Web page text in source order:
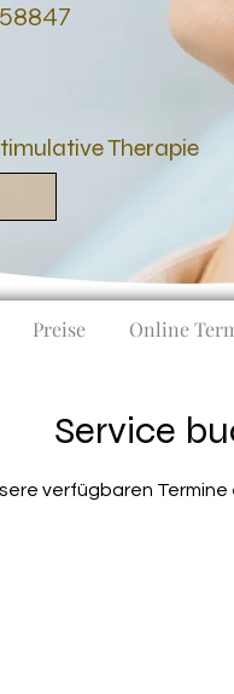
Therapie
Preise Online
Service
verfügbaren Termine